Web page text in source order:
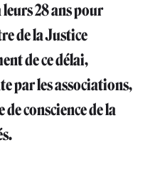
28 ans pour
de la Justice
de ce délai,
par les associations,
conscience de la